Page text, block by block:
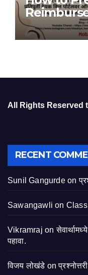
Bill Portal
All Rights Reserved
RECENT
Sunil Gangurdeon
Sawangawli on
Vikramraj on
पहावा.
विजय लोखंडे on